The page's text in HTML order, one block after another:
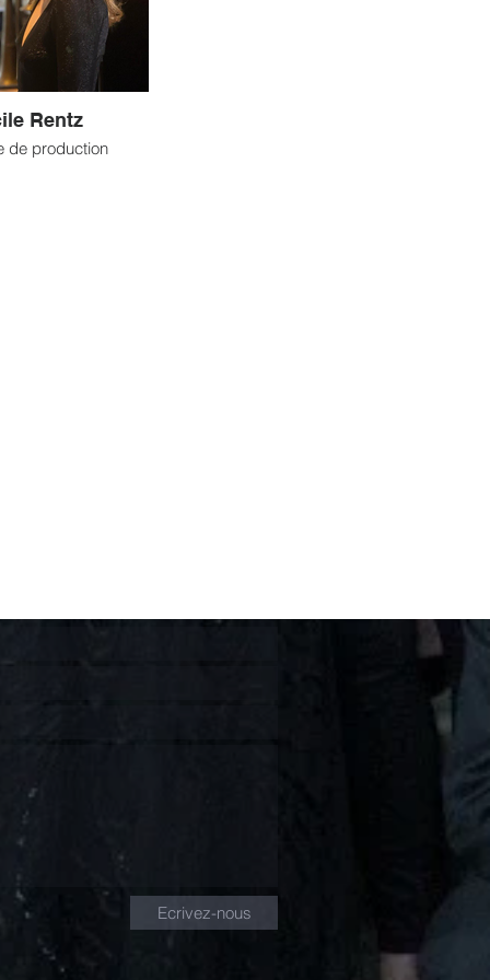
Rentz
de production
Ecrivez-nous